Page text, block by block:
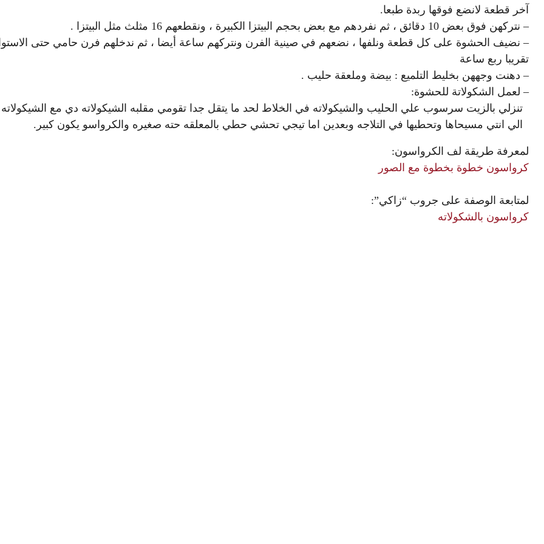
آخر قطعة لانضع فوقها ربدة طبعا.
– نتركهن فوق بعض 10 دقائق ، ثم نفردهم مع بعض بحجم البيتزا الكبيرة ، ونقطعهم 16 مثلث مثل البيتزا .
– نضيف الحشوة على كل قطعة ونلفها ، نضعهم في صينية الفرن ونتركهم ساعة أيضا ، ثم ندخلهم فرن حامي حتى
تقريبا ربع ساعة
– دهنت وجههن بخليط التلميع : بيضة وملعقة حليب .
– لعمل الشكولاتة للحشوة:
تنزلي بالزيت سرسوب علي الحليب والشيكولاته في الخلاط لحد ما يتقل جدا تقومي مقلبه الشيكولاته دي مع
الي انتي مسيحاها وتحطيها في التلاجه وبعدين اما تيجي تحشي حطي بالمعلقه حته صغيره والكرواسو يكون كبير.
لمعرفة طريقة لف الكرواسون:
كرواسون خطوة بخطوة مع الصور
لمتابعة الوصفة على جروب “زاكي”:
كرواسون بالشكولاته